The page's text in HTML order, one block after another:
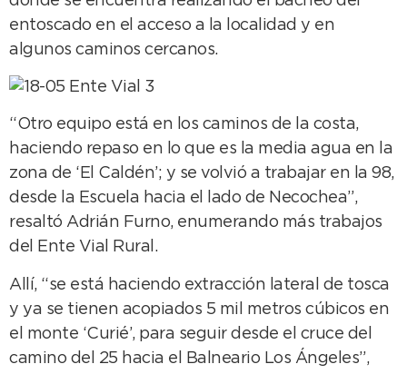
entoscado en el acceso a la localidad y en
algunos caminos cercanos.
“Otro equipo está en los caminos de la costa,
haciendo repaso en lo que es la media agua en la
zona de ‘El Caldén’; y se volvió a trabajar en la 98,
desde la Escuela hacia el lado de Necochea”,
resaltó Adrián Furno, enumerando más trabajos
del Ente Vial Rural.
Allí, “se está haciendo extracción lateral de tosca
y ya se tienen acopiados 5 mil metros cúbicos en
el monte ‘Curié’, para seguir desde el cruce del
camino del 25 hacia el Balneario Los Ángeles”,